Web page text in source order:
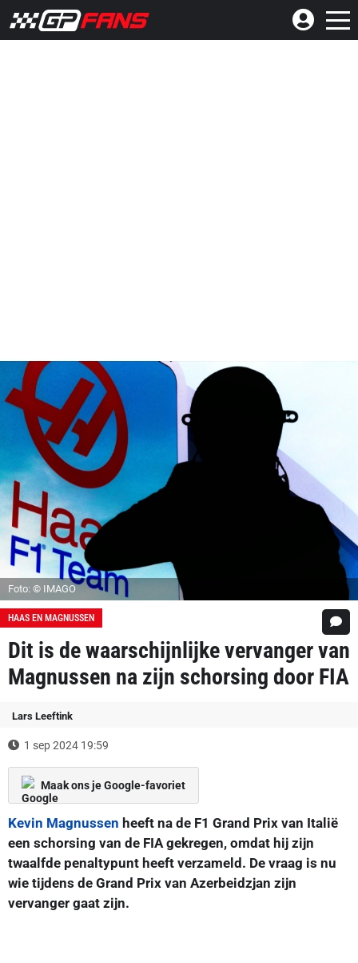
Foto: © IMAGO
HAAS EN MAGNUSSEN
Dit is de waarschijnlijke vervanger van
Magnussen na zijn schorsing door FIA
Lars Leeftink
1 sep 2024 19:59
Maak ons je Google-favoriet
Kevin Magnussen heeft na de F1 Grand Prix van Italië
een schorsing van de FIA gekregen, omdat hij zijn
twaalfde penaltypunt heeft verzameld. De vraag is nu
wie tijdens de Grand Prix van Azerbeidzjan zijn
vervanger gaat zijn.